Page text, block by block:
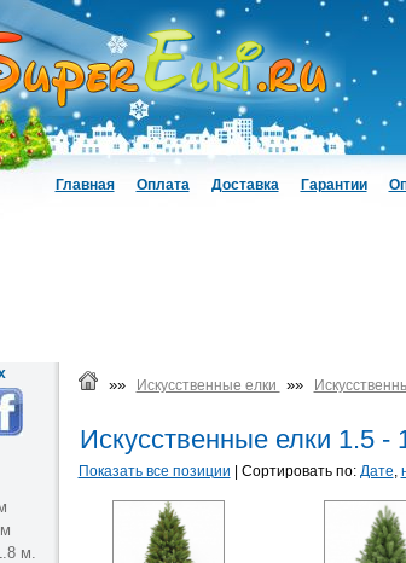
Главная Оплата Доставка Гарантии
м.
»» Искусственные елки »»
Искусственные елки 1.5 -
Показать все позиции | Сортировать по: Дате,